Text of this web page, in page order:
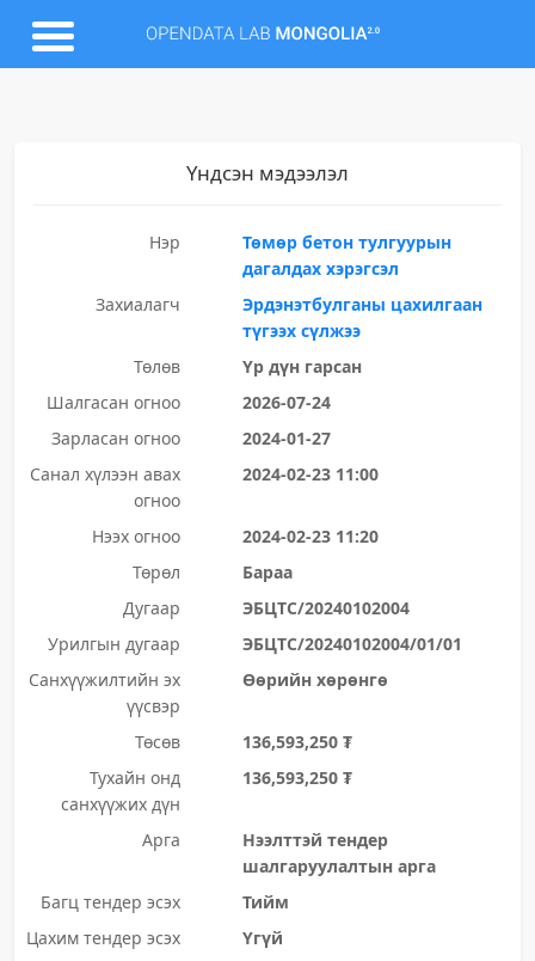
Үндсэн мэдээлэл
Нэр
Төмөр бетон тулгуурын
дагалдах хэрэгсэл
Захиалагч
Эрдэнэтбулганы цахилгаан
түгээх сүлжээ
Төлөв
Үр дүн гарсан
Шалгасан огноо
2026-07-24
Зарласан огноо
2024-01-27
Санал хүлээн авах
огноо
2024-02-23 11:00
Нээх огноо
2024-02-23 11:20
Төрөл
Бараа
Дугаар
ЭБЦТС/20240102004
Урилгын дугаар
ЭБЦТС/20240102004/01/01
Санхүүжилтийн эх
үүсвэр
Өөрийн хөрөнгө
Төсөв
136,593,250 ₮
Тухайн онд
санхүүжих дүн
136,593,250 ₮
Арга
Нээлттэй тендер
шалгаруулалтын арга
Багц тендер эсэх
Тийм
Цахим тендер эсэх
Үгүй